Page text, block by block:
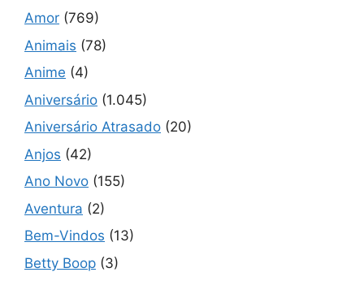
Amor (769)
Animais (78)
Anime (4)
Aniversário (1.045)
Aniversário Atrasado (20)
Anjos (42)
Ano Novo (155)
Aventura (2)
Bem-Vindos (13)
Betty Boop (3)